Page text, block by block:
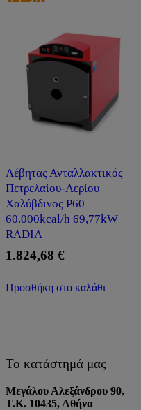
Λέβητας Ανταλλακτικός
Πετρελαίου-Αερίου
Χαλύβδινος P60
60.000kcal/h 69,77kW
RADIA
1.824,68 €
Προσθήκη στο καλάθι
Το κατάστημά μας
Μεγάλου Αλεξάνδρου 90,
Τ.Κ. 10435, Αθήνα